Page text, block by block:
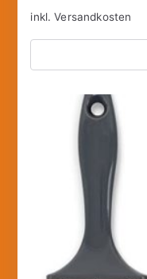
inkl.Versandkosten